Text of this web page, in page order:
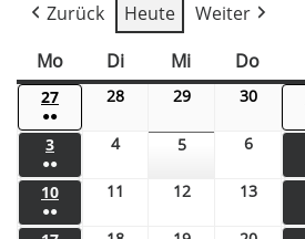
Zurück Heute
Weiter
Mo
Di Mi Do
27
●●
28 29 30
3
●●
4 5 6
10
●●
11 12 13